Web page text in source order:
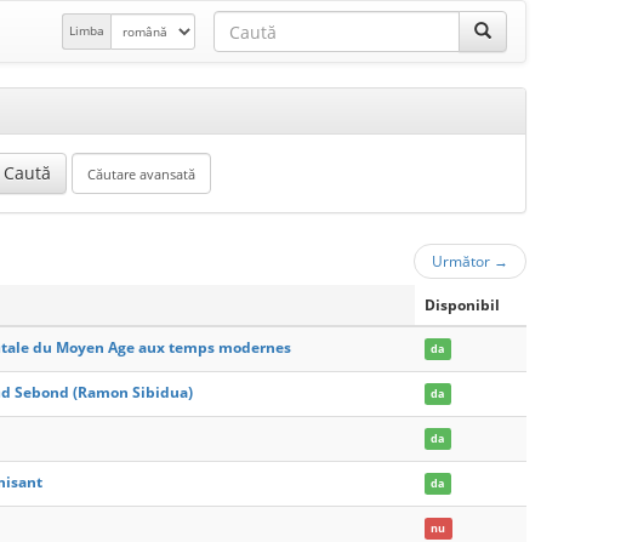
Limba
Următor →
Disponibil
du Moyen Age aux temps modernes da
Sebond (Ramon Sibidua) da
da
da
nu